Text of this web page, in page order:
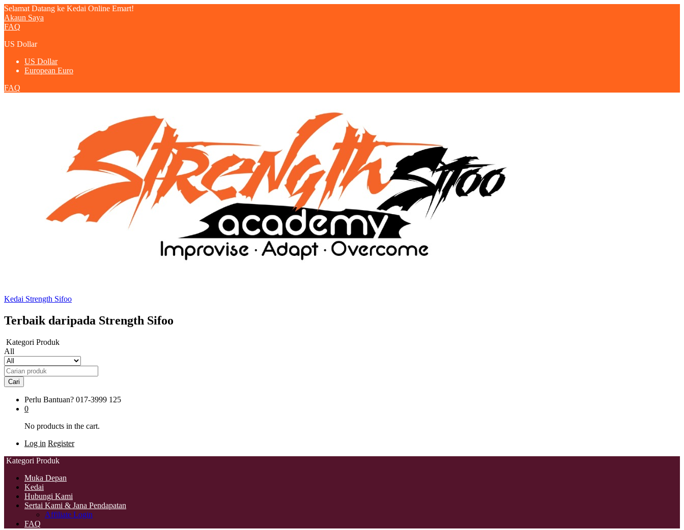
Selamat Datang ke Kedai Online Emart!
Akaun Saya
FAQ
US Dollar
US Dollar
European Euro
FAQ
Kedai Strength Sifoo
Terbaik daripada Strength Sifoo
Kategori Produk
All
Cari
Perlu Bantuan? 017-3999 125
0
No products in the cart.
Log in Register
Kategori Produk
Muka Depan
Kedai
Hubungi Kami
Sertai Kami & Jana Pendapatan
Affiliate Login
FAQ